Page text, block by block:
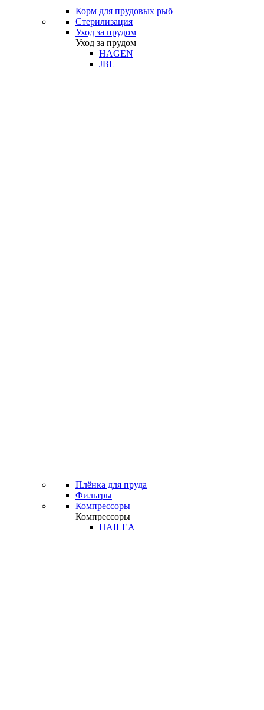
Корм для прудовых рыб
Стерилизация
Уход за прудом
Уход за прудом
HAGEN
JBL
Плёнка для пруда
Фильтры
Компрессоры
Компрессоры
HAILEA